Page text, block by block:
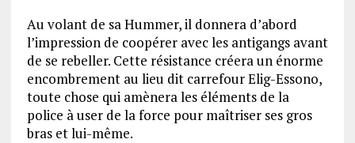
Au volant de sa Hummer, il donnera d’abord
l’impression de coopérer avec les antigangs avant
de se rebeller. Cette résistance créera un énorme
encombrement au lieu dit carrefour Elig-Essono,
toute chose qui amènera les éléments de la
police à user de la force pour maîtriser ses gros
bras et lui-même.